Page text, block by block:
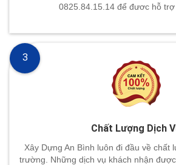
0825.84.15.14 để đươc hỗ
Chất Lượng Dịch
Xây Dựng An Bình luôn đi đầu về chất
trường. Những dịch vụ khách nhận
3